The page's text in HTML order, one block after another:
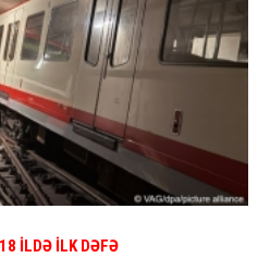
18 İLDƏ İLK DƏFƏ